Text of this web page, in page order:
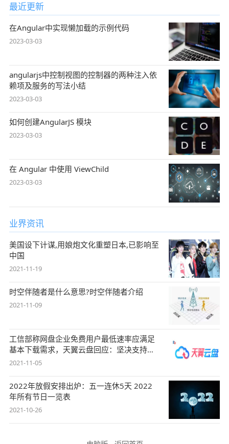
最近更新
在Angular中实现懒加载的示例代码
2023-03-03
angularjs中控制视图的控制器的两种注入依
赖项及服务的写法小结
2023-03-03
如何创建AngularJS 模块
2023-03-03
在 Angular 中使用 ViewChild
2023-03-03
业界资讯
美国设下计谋,用娘炮文化重塑日本,已影响至
中国
2021-11-19
时空伴随者是什么意思?时空伴随者介绍
2021-11-09
工信部称网盘企业免费用户最低速率应满足
基本下载需求，天翼云盘回应：坚决支持，
始终
2021-11-05
2022年放假安排出炉：五一连休5天 2022
年所有节日一览表
2021-10-26